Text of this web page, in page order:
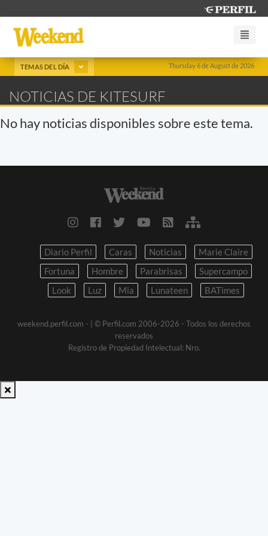
Thursday 6 de August de 2026
TEMAS DEL DÍA
NOTICIAS DE KITESURF
No hay noticias disponibles sobre este tema.
Diario Perfil Caras Noticias
Marie Claire
Fortuna
Hombre Parabrisas
Supercampo
Look
Luz Mia Lunateen BATimes
weekend.perfil.com -
| © Perfil.com 2006-2026 - Todos los derechos
reservados
Registro de Propiedad Intelectual: Nro.